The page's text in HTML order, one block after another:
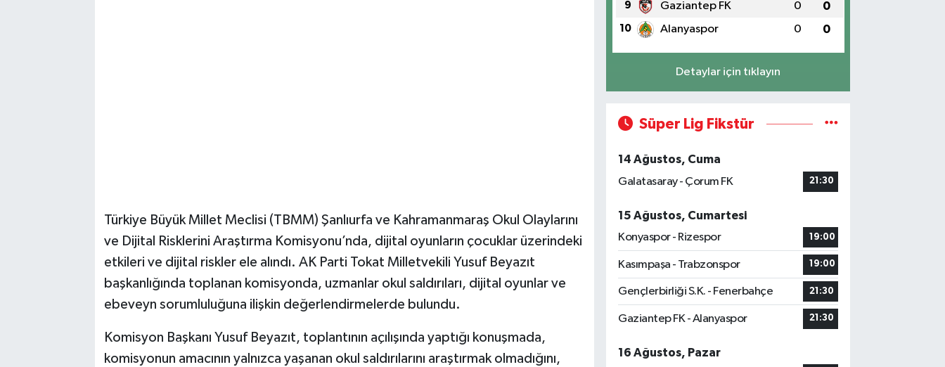
Türkiye Büyük Millet Meclisi (TBMM) Şanlıurfa ve Kahramanmaraş Okul Olaylarını
ve Dijital Risklerini Araştırma Komisyonu’nda, dijital oyunların çocuklar üzerindeki
etkileri ve dijital riskler ele alındı. AK Parti Tokat Milletvekili Yusuf Beyazıt
başkanlığında toplanan komisyonda, uzmanlar okul saldırıları, dijital oyunlar ve
ebeveyn sorumluluğuna ilişkin değerlendirmelerde bulundu.
Komisyon Başkanı Yusuf Beyazıt, toplantının açılışında yaptığı konuşmada,
komisyonun amacının yalnızca yaşanan okul saldırılarını araştırmak olmadığını,
9 Gaziantep FK 0 0
10 Alanyaspor 0 0
Detaylar için tıklayın
Süper Lig Fikstür
14 Ağustos, Cuma
Galatasaray - Çorum FK
21:30
15 Ağustos, Cumartesi
Konyaspor - Rizespor
19:00
Kasımpaşa - Trabzonspor 19:00
Gençlerbirliği S.K. - Fenerbahçe 21:30
Gaziantep FK - Alanyaspor 21:30
16 Ağustos, Pazar